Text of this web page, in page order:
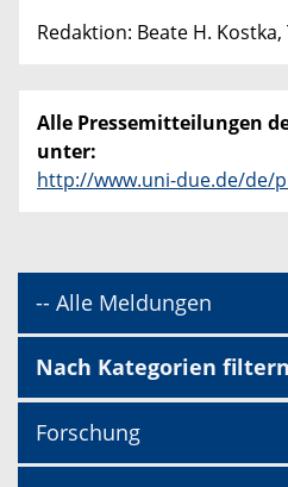
Redaktion: Beate H.
Alle Pressemitteilungen
unter:
http://www.uni-due.de/de/
-- Alle Meldungen
Nach Kategorien
Forschung